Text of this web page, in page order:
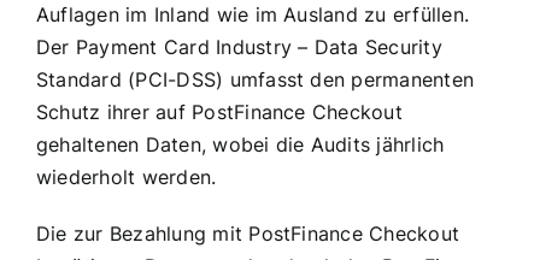
Auflagen im Inland wie im Ausland zu erfüllen.
Der Payment Card Industry – Data Security
Standard (PCI-DSS) umfasst den permanenten
Schutz ihrer auf PostFinance Checkout
gehaltenen Daten, wobei die Audits jährlich
wiederholt werden.
Die zur Bezahlung mit PostFinance Checkout